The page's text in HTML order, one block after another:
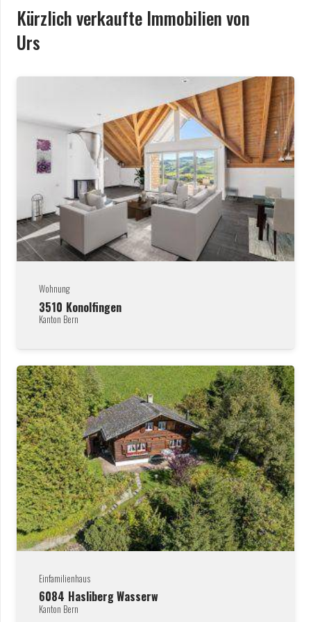
Kürzlich verkaufte Immobilien von
Urs
Wohnung
3510 Konolfingen
Kanton Bern
Einfamilienhaus
6084 Hasliberg Wasserw
Kanton Bern